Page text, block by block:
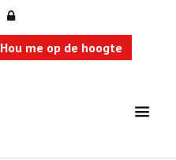
Hou me op de hoogte